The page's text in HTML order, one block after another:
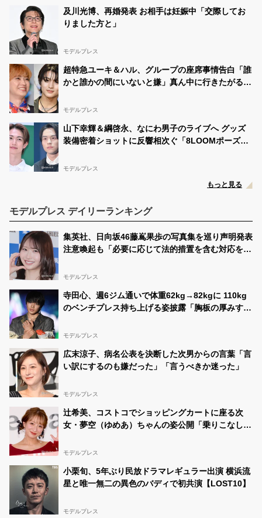
及川光博、再婚発表 お相手は妊娠中「交際してお
りました方と」
モデルプレス
超特急ユーキ＆ハル、グループの座席事情告白「誰
かと誰かの間にいないと嫌」真ん中に行きたがるメ
モデルプレス
山下幸輝＆綱啓永、なにわ男子のライブへ グッズ
装備密着ショットに反響相次ぐ「8LOOMポーズし
モデルプレス
もっと見る
モデルプレス デイリーランキング
集英社、日向坂46藤嶌果歩の写真集を巡り声明発表
注意喚起も「必要に応じて法的措置を含む対応を検
モデルプレス
寺田心、週6ジム通いで体重62kg→82kgに 110kg
のベンチプレス持ち上げる姿披露「胸板の厚みすご
モデルプレス
広末涼子、病名公表を決断した次男からの言葉「言
い訳にするのも嫌だった」「言うべきか迷った」
モデルプレス
辻希美、コストコでショッピングカートに座る次
女・夢空（ゆめあ）ちゃんの姿公開「乗りこなして
モデルプレス
小栗旬、5年ぶり民放ドラマレギュラー出演 横浜流
星と唯一無二の異色のバディで初共演【LOST10】
モデルプレス